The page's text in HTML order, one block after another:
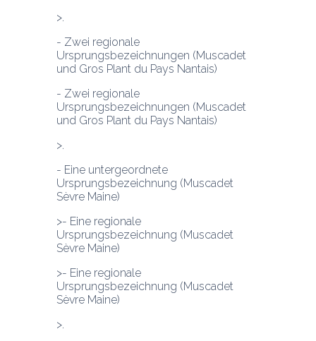
- Zwei regionale
Ursprungsbezeichnungen (Muscadet
und Gros Plant du Pays Nantais)
- Zwei regionale
Ursprungsbezeichnungen (Muscadet
und Gros Plant du Pays Nantais)
- Eine untergeordnete
Ursprungsbezeichnung (Muscadet
Sèvre Maine)
>- Eine regionale
Ursprungsbezeichnung (Muscadet
Sèvre Maine)
>- Eine regionale
Ursprungsbezeichnung (Muscadet
Sèvre Maine)